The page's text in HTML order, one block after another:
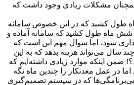
مشکلات زیادی وجود داشت که
ماه طول کشید که در این خصوص سامانه
شش ماه طول کشید که سامانه آماده و
شود، اما سوال مهم این است که
می‌تواند هزینه بدهد که به این
بماند؟! ضمن اینکه موارد زیادی داشته‌ایم که
در عمل معدنکار را چندین ماه نگه
بی‌برنامگی‌ها که در سیستم تصمیم‌گیری